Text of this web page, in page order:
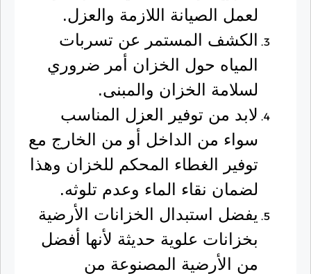
لعمل الصيانة اللازمة والعزل.
الكشف المستمر عن تسربات
المياه حول الخزان أمر ضروري
لسلامة الخزان والمبنى.
لابد من توفير العزل المناسب
سواء من الداخل أو من الخارج مع
توفير الغطاء المحكم للخزان وهذا
لضمان نقاء الماء وعدم تلوثه.
يفضل استبدال الخزانات الأرضية
بخزانات علوية حديثة لأنها أفضل
من الأرضية المصنوعة من